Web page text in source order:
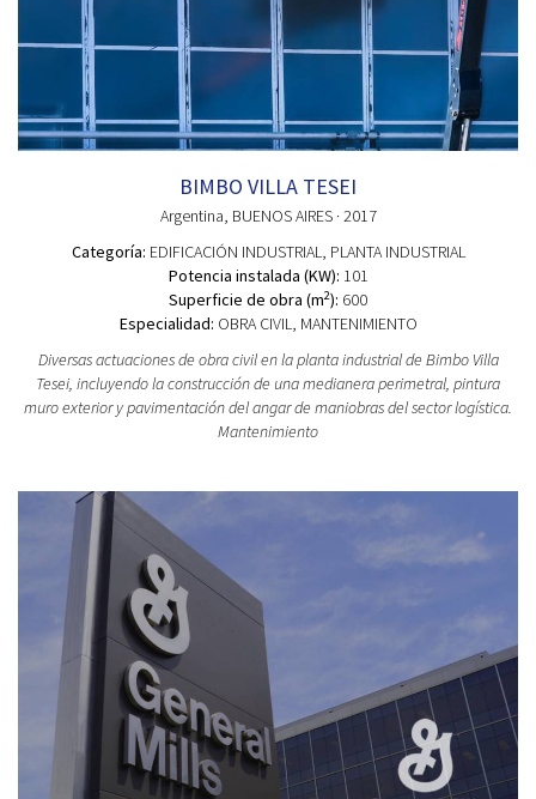
BIMBO VILLA TESEI
Argentina, BUENOS AIRES· 2017
Categoría: EDIFICACIÓN INDUSTRIAL, PLANTA INDUSTRIAL
Potencia instalada (KW): 101
Superficie de obra (m2): 600
Especialidad: OBRA CIVIL, MANTENIMIENTO
Diversas actuaciones de obra civil en la planta industrial de Bimbo Villa
Tesei, incluyendo la construcción de una medianera perimetral, pintura
muro exterior y pavimentación del angar de maniobras del sector logística.
Mantenimiento